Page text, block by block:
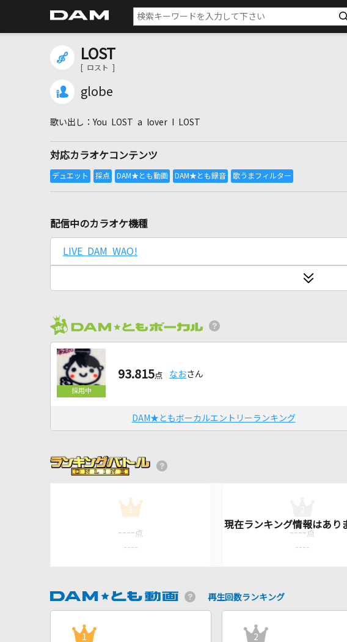
LOST
[ ロスト ]
globe
You LOST a lover I LOST
対応カラオケコンテンツ
配信中のカラオケ機種
LIVE DAM WAO!
93.815点 なおさん
DAM★ともボーカルエントリーランキング
1
---- 点
----
---- 点
----
再生回数ランキング
1 2